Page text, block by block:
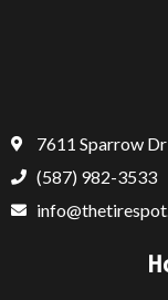
7611 Sparrow
(587) 982-3533